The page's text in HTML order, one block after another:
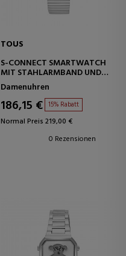
TOUS
S-CONNECT SMARTWATCH
MIT STAHLARMBAND UND
ZIRKONIA
Damenuhren
186,15 € 15% Rabatt
Normal Preis 219,00 €
0 Rezensionen